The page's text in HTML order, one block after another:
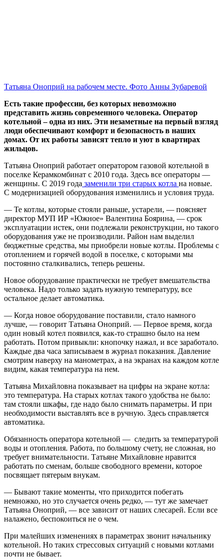
Татьяна Оноприй на рабочем месте. Фото Анны Зубаревой
Есть такие профессии, без которых невозможно
представить жизнь современного человека. Оператор
котельной – одна из них. Эти незаметные на первый взгляд
люди обеспечивают комфорт и безопасность в наших
домах. От их работы зависят тепло и уют в квартирах
жильцов.
Татьяна Оноприй работает оператором газовой котельной в
поселке Керамкомбинат с 2010 года. Здесь все операторы —
женщины. С 2019 года заменили три старых котла на новые.
С модернизацией оборудования изменились и условия труда.
— Те котлы, которые стояли раньше, устарели, — поясняет
директор МУП ИР «Южное» Валентина Боярина, — срок
эксплуатации истек, они подлежали реконструкции, но такого
оборудования уже не производили. Район нам выделил
бюджетные средства, мы приобрели новые котлы. Проблемы с
отоплением и горячей водой в поселке, с которыми мы
постоянно сталкивались, теперь решены.
Новое оборудование практически не требует вмешательства
человека. Надо только задать нужную температуру, все
остальное делает автоматика.
— Когда новое оборудование поставили, стало намного
лучше, — говорит Татьяна Оноприй. — Первое время, когда
один новый котел появился, как-то страшно было на нем
работать. Потом привыкли: кнопочку нажал, и все заработало.
Каждые два часа записываем в журнал показания. Давление
смотрим наверху на манометрах, а на экранах на каждом котле
видим, какая температура на нем.
Татьяна Михайловна показывает на цифры на экране котла:
это температура. На старых котлах такого удобства не было:
там стояли шкафы, где надо было снимать параметры. И при
необходимости выставлять все в ручную. Здесь справляется
автоматика.
Обязанность оператора котельной — следить за температурой
воды и отопления. Работа, по большому счету, не сложная, но
требует внимательности. Татьяне Михайловне нравится
работать по сменам, больше свободного времени, которое
посвящает пятерым внукам.
— Бывают такие моменты, что приходится побегать
немножко, но это случается очень редко, — тут же замечает
Татьяна Оноприй, — все зависит от наших слесарей. Если все
налажено, беспокоиться не о чем.
При малейших изменениях в параметрах звонит начальнику
котельной. Но таких стрессовых ситуаций с новыми котлами
почти не бывает.